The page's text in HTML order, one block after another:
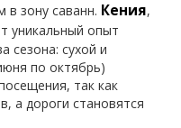
в зону саванн. Кения,
уникальный опыт
сезона: сухой и
по октябрь)
так как
а дороги становятся